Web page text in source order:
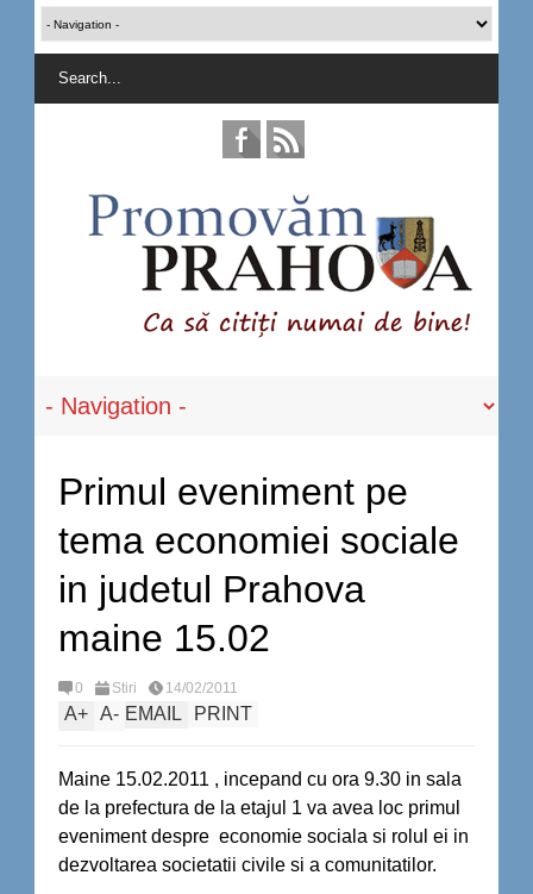
Primul eveniment pe
tema economiei sociale
in judetul Prahova
maine 15.02
0 Stiri 14/02/2011
A+ A- EMAIL PRINT
Maine 15.02.2011 , incepand cu ora 9.30 in sala
de la prefectura de la etajul 1 va avea loc primul
eveniment despre economie sociala si rolul ei in
dezvoltarea societatii civile si a comunitatilor.